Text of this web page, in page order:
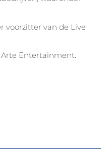
voorzitter van de Live
Arte Entertainment.